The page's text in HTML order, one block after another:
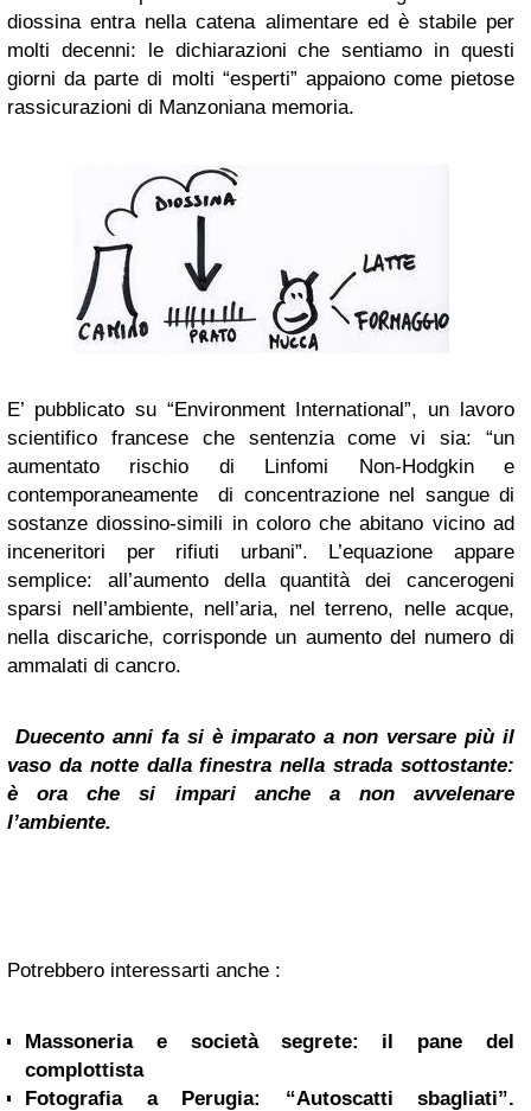
diossina entra nella catena alimentare ed è stabile per
molti decenni: le dichiarazioni che sentiamo in questi
giorni da parte di molti “esperti” appaiono come pietose
rassicurazioni di Manzoniana memoria.
E’ pubblicato su “Environment International”, un lavoro
scientifico francese che sentenzia come vi sia: “un
aumentato rischio di Linfomi Non-Hodgkin e
contemporaneamente di concentrazione nel sangue di
sostanze diossino-simili in coloro che abitano vicino ad
inceneritori per rifiuti urbani”. L’equazione appare
semplice: all’aumento della quantità dei cancerogeni
sparsi nell’ambiente, nell’aria, nel terreno, nelle acque,
nella discariche, corrisponde un aumento del numero di
ammalati di cancro.
Duecento anni fa si è imparato a non versare più il
vaso da notte dalla finestra nella strada sottostante:
è ora che si impari anche a non avvelenare
l’ambiente.
Potrebbero interessarti anche :
Massoneria e società segrete: il pane del
complottista
Fotografia a Perugia: “Autoscatti sbagliati”.